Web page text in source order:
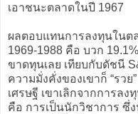
เอาชนะตลาดในปี 1967
ผลตอบแทนการลงทุนในต
1969-1988 คือ บวก
ขาดทุนเลย เทียบกับดัชนี
ความมั่งคั่งของเขาก็ “รว
เศรษฐี เขาเลิกจากการล
คือ การเป็นนักวิชาการ ซึ่